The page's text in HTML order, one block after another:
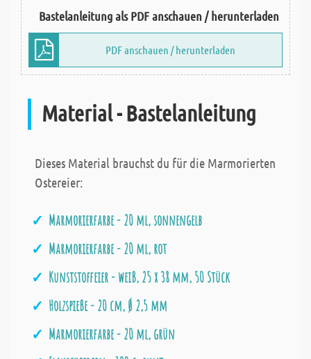
Bastelanleitung als PDF anschauen / herunterladen
PDF anschauen / herunterladen
Material - Bastelanleitung
Dieses Material brauchst du für die Marmorierten
Ostereier:
Marmorierfarbe - 20 ml, sonnengelb
Marmorierfarbe - 20 ml, rot
Kunststoffeier - weiß, 25 x 38 mm, 50 Stück
Holzspieße - 20 cm, Ø 2,5 mm
Marmorierfarbe - 20 ml, grün